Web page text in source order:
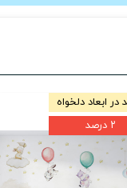
تولید در ابعاد دلخواه